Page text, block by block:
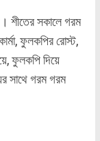
শীতের সকালে গরম
ফুলকপির রোস্ট,
ফুলকপি দিয়ে
সাথে গরম গরম